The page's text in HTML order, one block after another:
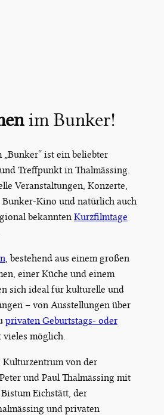
im Bunker!
ist ein beliebter
Treffpunkt in Thalmässing.
Veranstaltungen, Konzerte,
Bunker-Kino und natürlich auch
bekannten Kurzfilmtage
, bestehend aus einem großen
einer Küche und einem
sich ideal für kulturelle und
– von Ausstellungen über
privaten Geburtstags- oder
möglich.
von der
und Paul Thalmässing mit
Eichstätt, der
und privaten